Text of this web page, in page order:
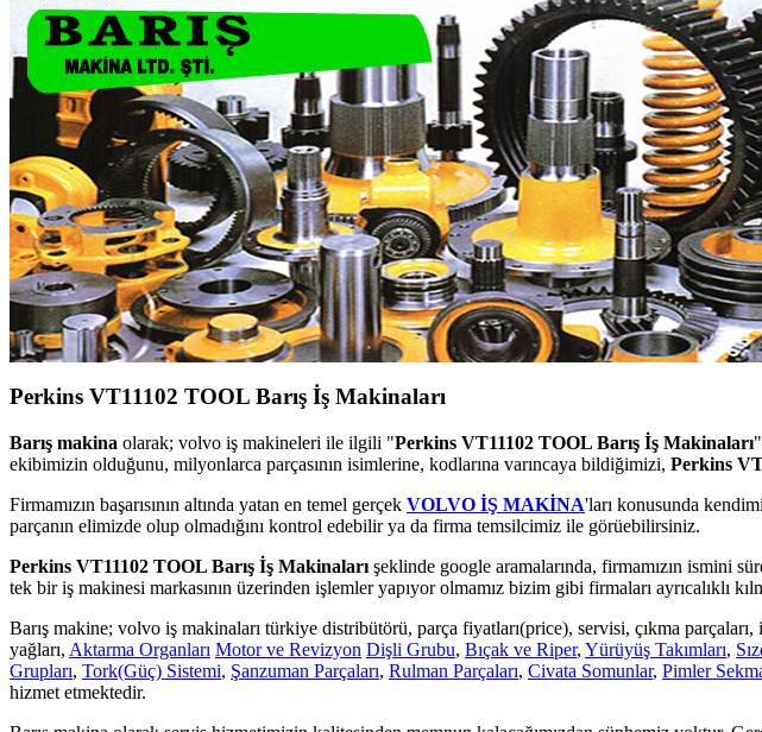
Perkins VT11102 TOOL Barış İş Makinaları
Barış makina olarak; volvo iş makineleri ile ilgili "Perkins VT11102 TOOL Barış İş Makinaları
ekibimizin olduğunu, milyonlarca parçasının isimlerine, kodlarına varıncaya bildiğimizi, Perkins
Firmamızın başarısının altında yatan en temel gerçek VOLVO İŞ MAKİNA'ları konusunda
parçanın elimizde olup olmadığını kontrol edebilir ya da firma temsilcimiz ile görüebilirsiniz.
Perkins VT11102 TOOL Barış İş Makinaları şeklinde google aramalarında, firmamızın ismini
tek bir iş makinesi markasının üzerinden işlemler yapıyor olmamız bizim gibi firmaları ayrıcalıklı
Barış makine; volvo iş makinaları türkiye distribütörü, parça fiyatları(price), servisi, çıkma
yağları, Aktarma Organları Motor ve Revizyon Dişli Grubu, Bıçak ve Riper, Yürüyüş Takımları,
Grupları, Tork(Güç) Sistemi, Şanzuman Parçaları, Rulman Parçaları, Civata Somunlar, Pimler
hizmet etmektedir.